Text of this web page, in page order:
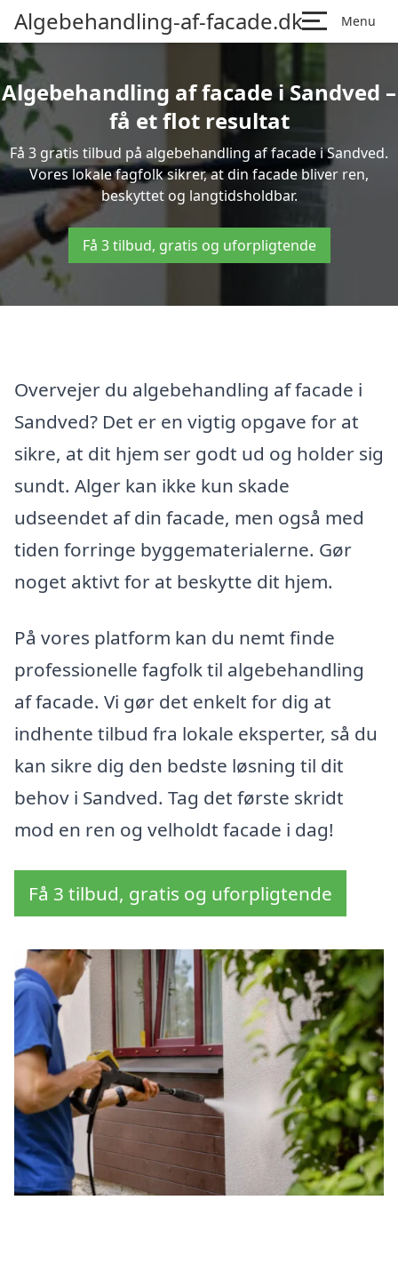
Algebehandling-af-facade.dk Menu
Algebehandling af facade i Sandved –
få et flot resultat
Få 3 gratis tilbud på algebehandling af facade i Sandved.
Vores lokale fagfolk sikrer, at din facade bliver ren,
beskyttet og langtidsholdbar.
Få 3 tilbud, gratis og uforpligtende
Overvejer du algebehandling af facade i
Sandved? Det er en vigtig opgave for at
sikre, at dit hjem ser godt ud og holder sig
sundt. Alger kan ikke kun skade
udseendet af din facade, men også med
tiden forringe byggematerialerne. Gør
noget aktivt for at beskytte dit hjem.
På vores platform kan du nemt finde
professionelle fagfolk til algebehandling
af facade. Vi gør det enkelt for dig at
indhente tilbud fra lokale eksperter, så du
kan sikre dig den bedste løsning til dit
behov i Sandved. Tag det første skridt
mod en ren og velholdt facade i dag!
Få 3 tilbud, gratis og uforpligtende